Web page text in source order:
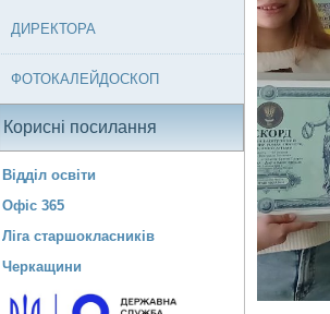
ДИРЕКТОРА
ФОТОКАЛЕЙДОСКОП
Корисні посилання
Відділ освіти
Офіс 365
Ліга старшокласників
Черкащини